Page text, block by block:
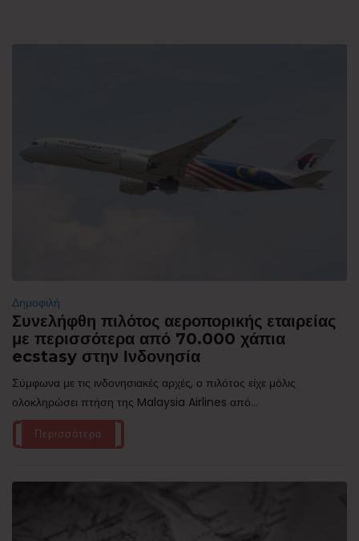
Δημοφιλή
Συνελήφθη πιλότος αεροπορικής εταιρείας
με περισσότερα από 70.000 χάπια
ecstasy στην Ινδονησία
Σύμφωνα με τις ινδονησιακές αρχές, ο πιλότος είχε μόλις
ολοκληρώσει πτήση της Malaysia Airlines από...
Περισσότερα